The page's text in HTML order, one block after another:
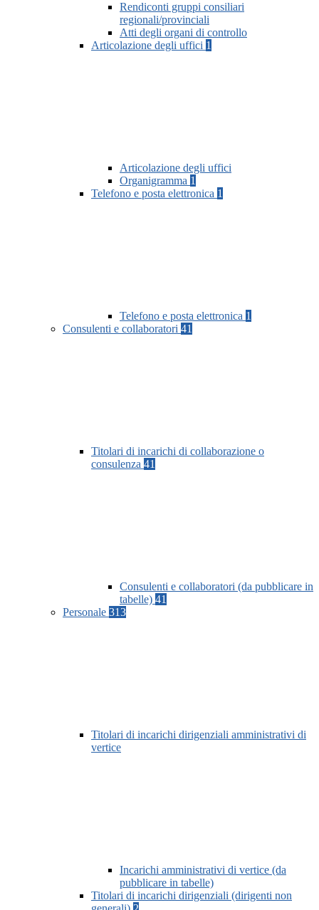
Rendiconti gruppi consiliari
regionali/provinciali
Atti degli organi di controllo
Articolazione degli uffici 1
Articolazione degli uffici
Organigramma 1
Telefono e posta elettronica 1
Telefono e posta elettronica 1
Consulenti e collaboratori 41
Titolari di incarichi di collaborazione o
consulenza 41
Consulenti e collaboratori (da pubblicare in
tabelle) 41
Personale 313
Titolari di incarichi dirigenziali amministrativi di
vertice
Incarichi amministrativi di vertice (da
pubblicare in tabelle)
Titolari di incarichi dirigenziali (dirigenti non